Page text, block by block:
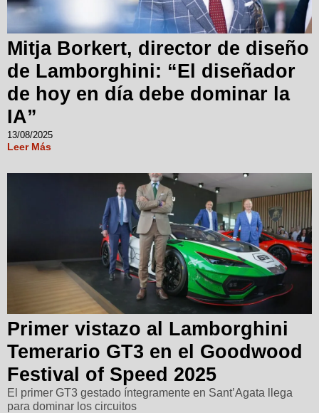
Mitja Borkert, director de diseño
de Lamborghini: “El diseñador
de hoy en día debe dominar la
IA”
13/08/2025
Leer Más
Primer vistazo al Lamborghini
Temerario GT3 en el Goodwood
Festival of Speed 2025
El primer GT3 gestado íntegramente en Sant’Agata llega
para dominar los circuitos